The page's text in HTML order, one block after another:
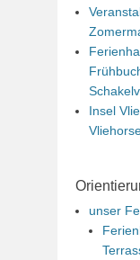
Insel
unser